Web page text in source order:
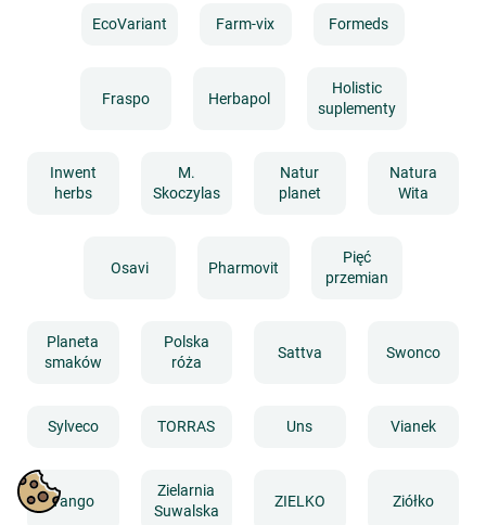
EcoVariant Farm-vix Formeds
Fraspo Herbapol
Holistic
suplementy
Inwent
herbs
M.
Skoczylas
Natur
planet
Natura
Wita
Osavi Pharmovit
Pięć
przemian
Planeta
smaków
Polska
róża
Sattva Swonco
Sylveco TORRAS Uns Vianek
Yango
Zielarnia
Suwalska
ZIELKO Ziółko